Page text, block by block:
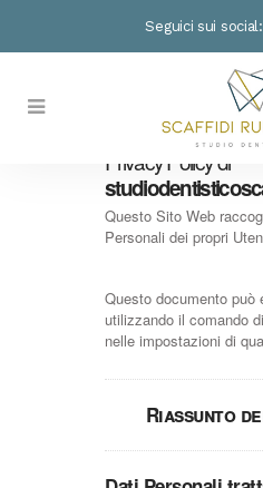
Seguici sui social:
Privacy Policy di
Questo Sito Web
Personali dei propri
Questo documento può
utilizzando il comando
nelle impostazioni di
Riassunto